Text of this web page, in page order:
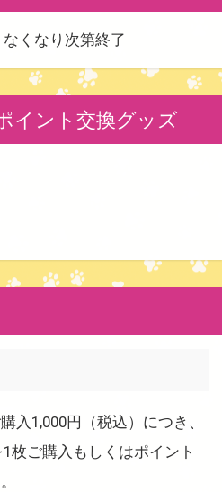
くなり次第終了
イント交換グッズ
入1,000円（税込）につき、
枚ご購入もしくはポイント